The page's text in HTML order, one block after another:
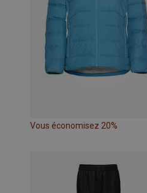
Vous économisez 20%